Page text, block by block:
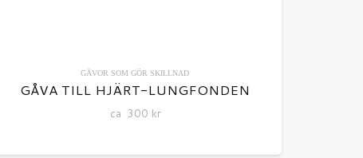
GÅVOR SOM GÖR SKILLNAD
GÅVA TILL HJÄRT-LUNGFONDEN
ca 300 kr